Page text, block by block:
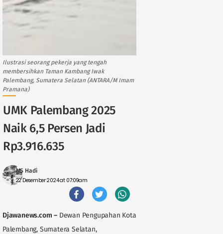
Ilustrasi seorang pekerja yang tengah
membersihkan Taman Kambang Iwak
Palembang, Sumatera Selatan (ANTARA/M Imam
Pramana)
UMK Palembang 2025
Naik 6,5 Persen Jadi
Rp3.916.635
MS Hadi
22 Desember 2024 at 07:09am
Djawanews.com – Dewan Pengupahan Kota
Palembang, Sumatera Selatan,